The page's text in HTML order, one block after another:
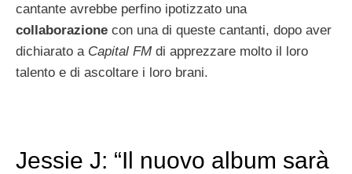
cantante avrebbe perfino ipotizzato una
collaborazione con una di queste cantanti, dopo aver
dichiarato a Capital FM di apprezzare molto il loro
talento e di ascoltare i loro brani.
Jessie J: “Il nuovo album sarà